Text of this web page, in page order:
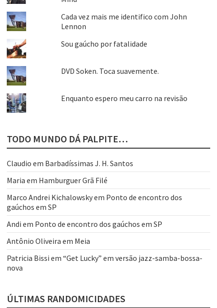
Cada vez mais me identifico com John
Lennon
Sou gaúcho por fatalidade
DVD Soken. Toca suavemente.
Enquanto espero meu carro na revisão
TODO MUNDO DÁ PALPITE…
Claudio em Barbadíssimas J. H. Santos
Maria em Hamburguer Grã Filé
Marco Andrei Kichalowskyem Ponto de encontro dos
gaúchos em SP
Andi em Ponto de encontro dos gaúchos em SP
Antônio Oliveira em Meia
Patricia Bissi em “Get Lucky” em versão jazz-samba-bossa-
nova
ÚLTIMAS RANDOMICIDADES